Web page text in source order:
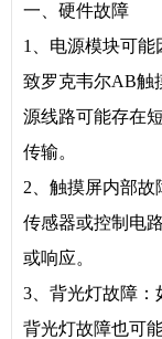
一、硬件故障
1、电源模块可
致罗克韦尔AB触
源线路可能存在
传输。
2、触摸屏内部
传感器或控制电
或响应。
3、背光灯故障：
背光灯故障也可